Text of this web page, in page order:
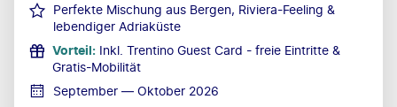
Perfekte Mischung aus Bergen, Riviera-Feeling &
lebendiger Adriaküste
Vorteil: Inkl. Trentino Guest Card - freie Eintritte &
Gratis-Mobilität
September — Oktober 2026